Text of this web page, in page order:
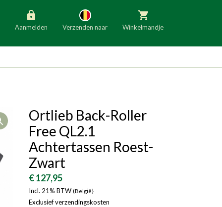
Aanmelden Verzenden naar
Slovenië Italië
Denemarken Finland
Bulgarije
Winkelmandje
Open
Ortlieb Back-Roller
Free QL2.1
Achtertassen Roest-
Zwart
€ 127,95
Incl. 21% BTW (België}
Exclusief verzendingskosten